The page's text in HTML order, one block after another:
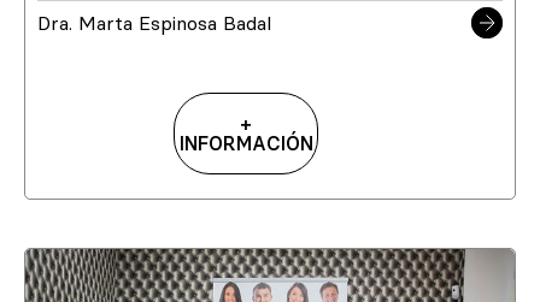
Dra. Marta Espinosa Badal
+
INFORMACIÓN